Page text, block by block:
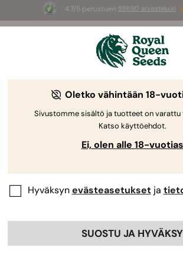
4.7/5 perustuen 58690 arvosteluun
Summer Sales: jopa –50 %
valikoiduista tuotteista! ⏤
RQS Editorial Team
Miten Paljon Aikaa
Kannabiksen
Oletko vähintään 18-
Sivustomme sisältö ja tuotteet on varattu
Katso käyttöehdot.
Ei, olen alle 18-vuotias
Hyväksynevästeasetuksetja
SUOSTU JA HYVÄKSY